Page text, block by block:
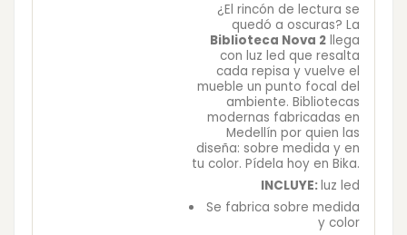
¿El rincón de lectura se
quedó a oscuras? La
Biblioteca Nova 2 llega
con luz led que resalta
cada repisa y vuelve el
mueble un punto focal del
ambiente. Bibliotecas
modernas fabricadas en
Medellín por quien las
diseña: sobre medida y en
tu color. Pídela hoy en Bika.
INCLUYE:luz led
Se fabrica sobre medida
y color